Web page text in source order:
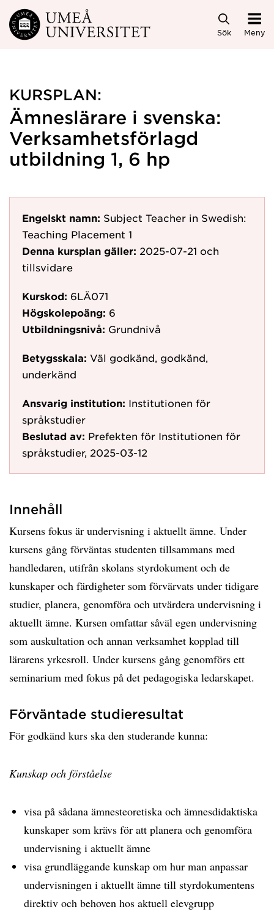
Hoppa direkt till innehållet
Sök Meny
KURSPLAN:
Ämneslärare i svenska:
Verksamhetsförlagd
utbildning 1, 6 hp
Engelskt namn: Subject Teacher in Swedish:
Teaching Placement 1
Denna kursplan gäller: 2025-07-21 och
tillsvidare
Kurskod: 6LÄ071
Högskolepoäng: 6
Utbildningsnivå: Grundnivå
Betygsskala: Väl godkänd, godkänd,
underkänd
Ansvarig institution: Institutionen för
språkstudier
Beslutad av: Prefekten för Institutionen för
språkstudier, 2025-03-12
Innehåll
Kursens fokus är undervisning i aktuellt ämne. Under
kursens gång förväntas studenten tillsammans med
handledaren, utifrån skolans styrdokument och de
kunskaper och färdigheter som förvärvats under tidigare
studier, planera, genomföra och utvärdera undervisning i
aktuellt ämne. Kursen omfattar såväl egen undervisning
som auskultation och annan verksamhet kopplad till
lärarens yrkesroll. Under kursens gång genomförs ett
seminarium med fokus på det pedagogiska ledarskapet.
Förväntade studieresultat
För godkänd kurs ska den studerande kunna:
Kunskap och förståelse
visa på sådana ämnesteoretiska och ämnesdidaktiska
kunskaper som krävs för att planera och genomföra
undervisning i aktuellt ämne
visa grundläggande kunskap om hur man anpassar
undervisningen i aktuellt ämne till styrdokumentens
direktiv och behoven hos aktuell elevgrupp